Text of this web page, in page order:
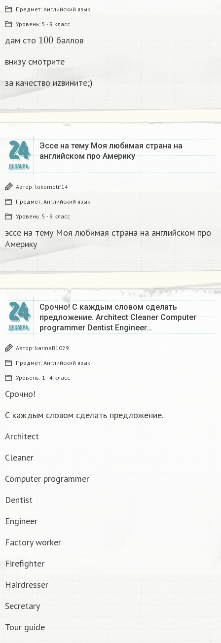
Предмет: Английский язык
Уровень: 5 - 9 класс
дам сто
100
баллов
внизу смотрите
за качество иzвините;)
24
ДЕКАБРЬ
Эссе на тему Моя любимая страна на
английском про Америку​
Автор: lokomotif14
Предмет: Английский язык
Уровень: 5 - 9 класс
эссе на тему Моя любимая страна на английском про
Америку​
24
ДЕКАБРЬ
Срочно! С каждым словом сделать
предложение. Architect Cleaner Computer
programmer Dentist Engineer…
Автор: karinaB1029
Предмет: Английский язык
Уровень: 1 - 4 класс
Срочно!
С каждым словом сделать предложение.
Architect
Cleaner
Computer programmer
Dentist
Engineer
Factory worker
Firefighter
Hairdresser
Secretary
Tour guide